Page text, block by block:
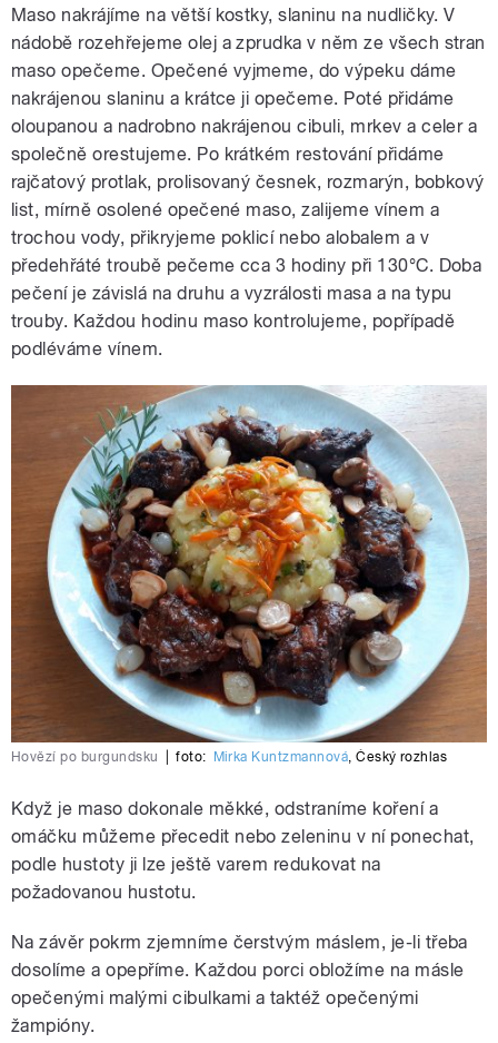
Maso nakrájíme na větší kostky, slaninu na nudličky. V
nádobě rozehřejeme olej a zprudka v něm ze všech stran
maso opečeme. Opečené vyjmeme, do výpeku dáme
nakrájenou slaninu a krátce ji opečeme. Poté přidáme
oloupanou a nadrobno nakrájenou cibuli, mrkev a celer a
společně orestujeme. Po krátkém restování přidáme
rajčatový protlak, prolisovaný česnek, rozmarýn, bobkový
list, mírně osolené opečené maso, zalijeme vínem a
trochou vody, přikryjeme poklicí nebo alobalem a v
předehřáté troubě pečeme cca 3 hodiny při 130°C. Doba
pečení je závislá na druhu a vyzrálosti masa a na typu
trouby. Každou hodinu maso kontrolujeme, popřípadě
podléváme vínem.
Hovězí po burgundsku foto: Mirka Kuntzmannová,Český rozhlas
Když je maso dokonale měkké, odstraníme koření a
omáčku můžeme přecedit nebo zeleninu v ní ponechat,
podle hustoty ji lze ještě varem redukovat na
požadovanou hustotu.
Na závěr pokrm zjemníme čerstvým máslem, je-li třeba
dosolíme a opepříme. Každou porci obložíme na másle
opečenými malými cibulkami a taktéž opečenými
žampióny.